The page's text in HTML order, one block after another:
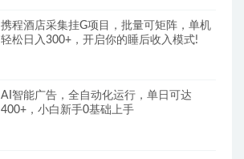
携程酒店采集挂G项目，批量可矩阵，单机
轻松日入300+，开启你的睡后收入模式!
AI智能广告，全自动化运行，单日可达
400+，小白新手0基础上手